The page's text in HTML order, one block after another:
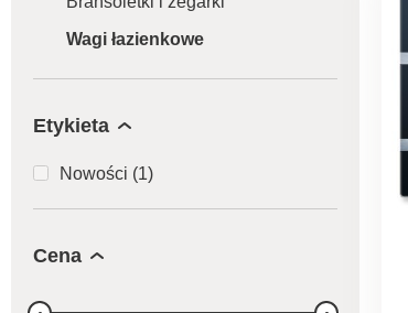
Wagi łazienkowe
Etykieta
Nowości (1)
Cena